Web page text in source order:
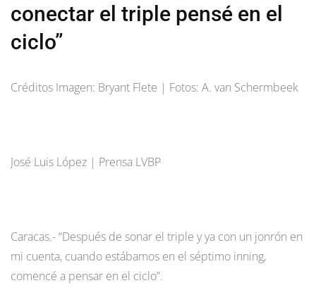
conectar el triple pensé en el
ciclo”
Créditos Imagen: Bryant Flete | Fotos: A. van Schermbeek
José Luis López | Prensa LVBP
Caracas.- “Después de sonar el triple y ya con un jonrón en
mi cuenta, cuando estábamos en el séptimo inning,
comencé a pensar en el ciclo”.